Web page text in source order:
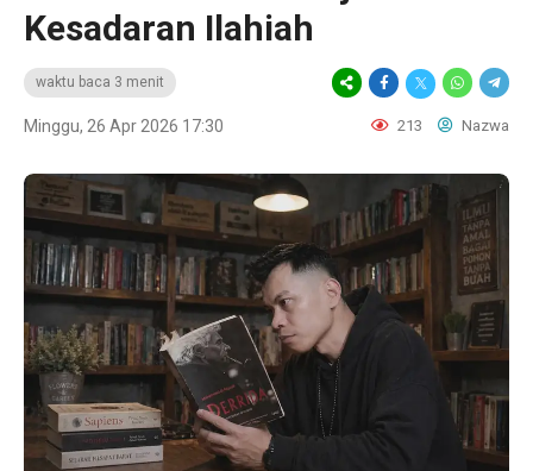
Kesadaran Ilahiah
waktu baca 3 menit
Minggu, 26 Apr 2026 17:30 213 Nazwa